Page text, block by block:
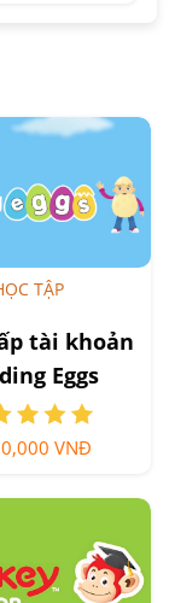
TẬP
tài khoản
Eggs
VNĐ